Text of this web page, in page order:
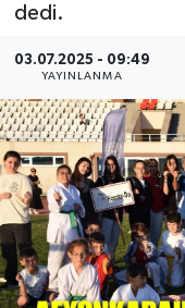
dedi.
03.07.2025 - 09:49
YAYINLANMA
Teknoloji
Kültür - Sanat
Yaşam
Haber Arşivi